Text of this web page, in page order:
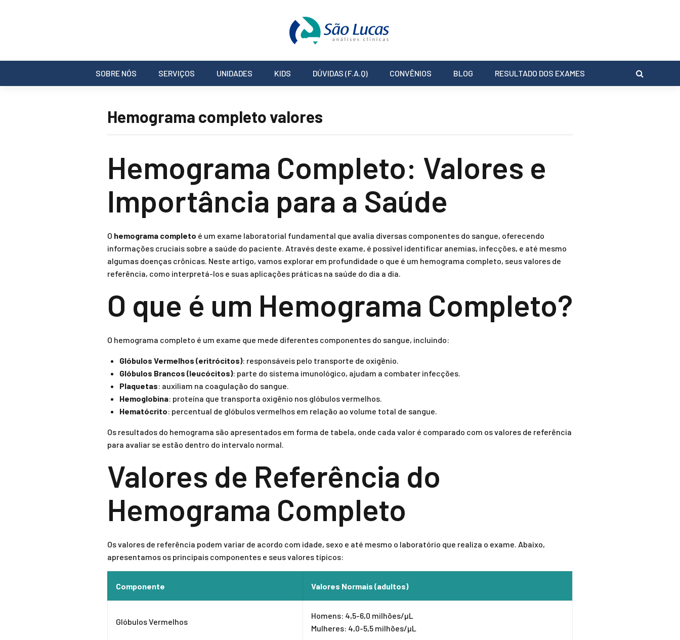
SOBRE NÓS SERVIÇOS UNIDADES KIDS DÚVIDAS (F.A.Q) CONVÊNIOS BLOG RESULTADO DOS EXAMES
Hemograma completo valores
Hemograma Completo: Valores e
Importância para a Saúde
O hemograma completo é um exame laboratorial fundamental que avalia diversas componentes do sangue, oferecendo
informações cruciais sobre a saúde do paciente. Através deste exame, é possível identificar anemias, infecções, e até mesmo
algumas doenças crônicas. Neste artigo, vamos explorar em profundidade o que é um hemograma completo, seus valores de
referência, como interpretá-los e suas aplicações práticas na saúde do dia a dia.
O que é um Hemograma Completo?
O hemograma completo é um exame que mede diferentes componentes do sangue, incluindo:
Glóbulos Vermelhos (eritrócitos): responsáveis pelo transporte de oxigênio.
Glóbulos Brancos (leucócitos): parte do sistema imunológico, ajudam a combater infecções.
Plaquetas: auxiliam na coagulação do sangue.
Hemoglobina: proteína que transporta oxigênio nos glóbulos vermelhos.
Hematócrito: percentual de glóbulos vermelhos em relação ao volume total de sangue.
Os resultados do hemograma são apresentados em forma de tabela, onde cada valor é comparado com os valores de referência
para avaliar se estão dentro do intervalo normal.
Valores de Referência do
Hemograma Completo
Os valores de referência podem variar de acordo com idade, sexo e até mesmo o laboratório que realiza o exame. Abaixo,
apresentamos os principais componentes e seus valores típicos:
Componente Valores Normais (adultos)
Glóbulos Vermelhos
Homens: 4,5-6,0 milhões/µL
Mulheres: 4,0-5,5 milhões/µL